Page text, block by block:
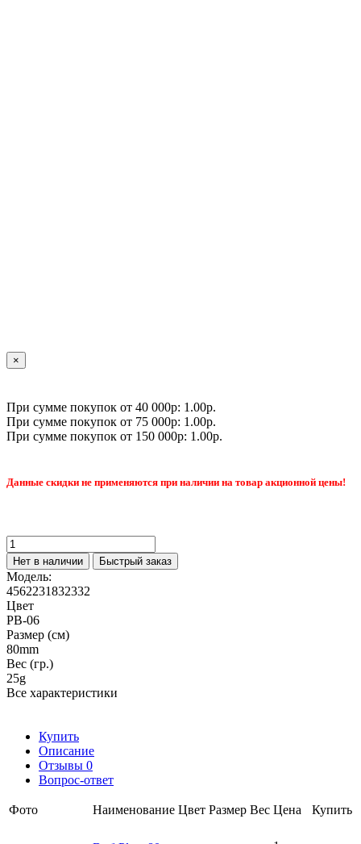
×
При сумме покупок от 40 000р: 1.00р.
При сумме покупок от 75 000р: 1.00р.
При сумме покупок от 150 000р: 1.00р.
Данные скидки не применяются при наличии на товар акционной цены!
Нет в наличии Быстрый заказ
Модель:
4562231832332
Цвет
PB-06
Размер (см)
80mm
Вес (гр.)
25g
Все характеристики
Купить
Описание
Отзывы 0
Вопрос-ответ
Фото Наименование Цвет Размер Вес Цена Купить